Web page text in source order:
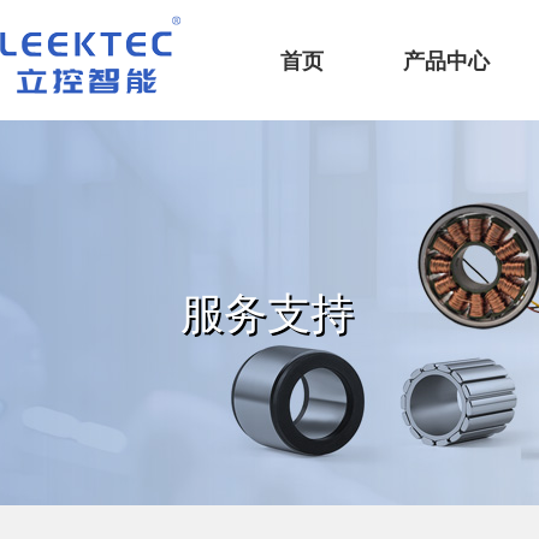
深圳市立控智能科技有限公司
首页
产品中心
服务支持